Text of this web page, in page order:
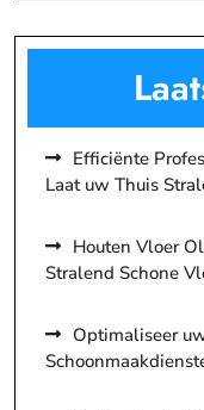
Efficiënte
Laat uw Thuis
Houten Vloer
Stralend Schone
Optimaliseer